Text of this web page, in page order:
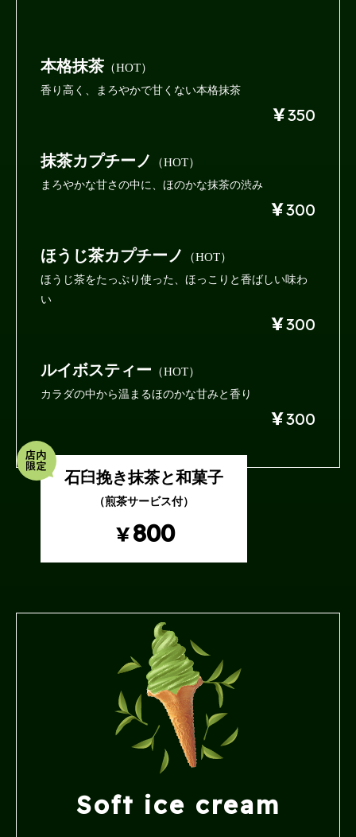
本格抹茶 （HOT）
香り高く、まろやかで甘くない本格抹茶
￥350
抹茶カプチーノ （HOT）
まろやかな甘さの中に、 ほのかな抹茶の渋み
￥300
ほうじ茶カプチーノ （HOT）
ほうじ茶をたっぷり使った、 ほっこりと香ばしい味わ
い
￥300
ルイボスティー （HOT）
カラダの中から温まるほのかな甘みと香り
￥300
石臼挽き抹茶と和菓子
（煎茶サービス付）
￥800
Soft ice cream